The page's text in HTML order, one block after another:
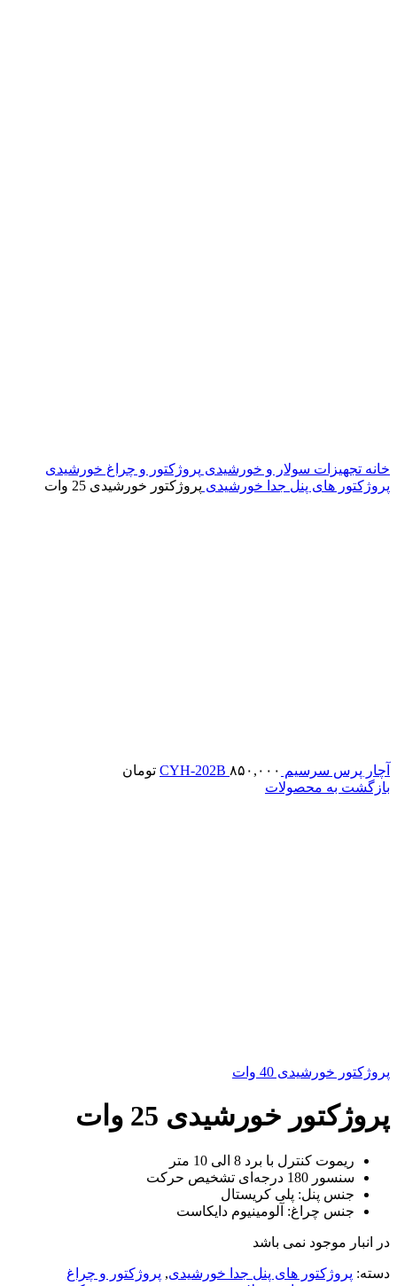
خانه تجهیزات سولار و خورشیدی پروژکتور و چراغ خورشیدی
پروژکتور های پنل جدا خورشیدی پروژکتور خورشیدی 25 وات
آچار پرس سرسیم CYH-202B ۸۵۰,۰۰۰
تومان
بازگشت به محصولات
پروژکتور خورشیدی 40 وات
پروژکتور خورشیدی 25 وات
ریموت کنترل با برد 8 الی 10 متر
سنسور 180 درجه‌ای تشخیص حرکت
جنس پنل: پلی کریستال
جنس چراغ: آلومینیوم دایکاست
در انبار موجود نمی باشد
دسته: پروژکتور های پنل جدا خورشیدی, پروژکتور و چراغ